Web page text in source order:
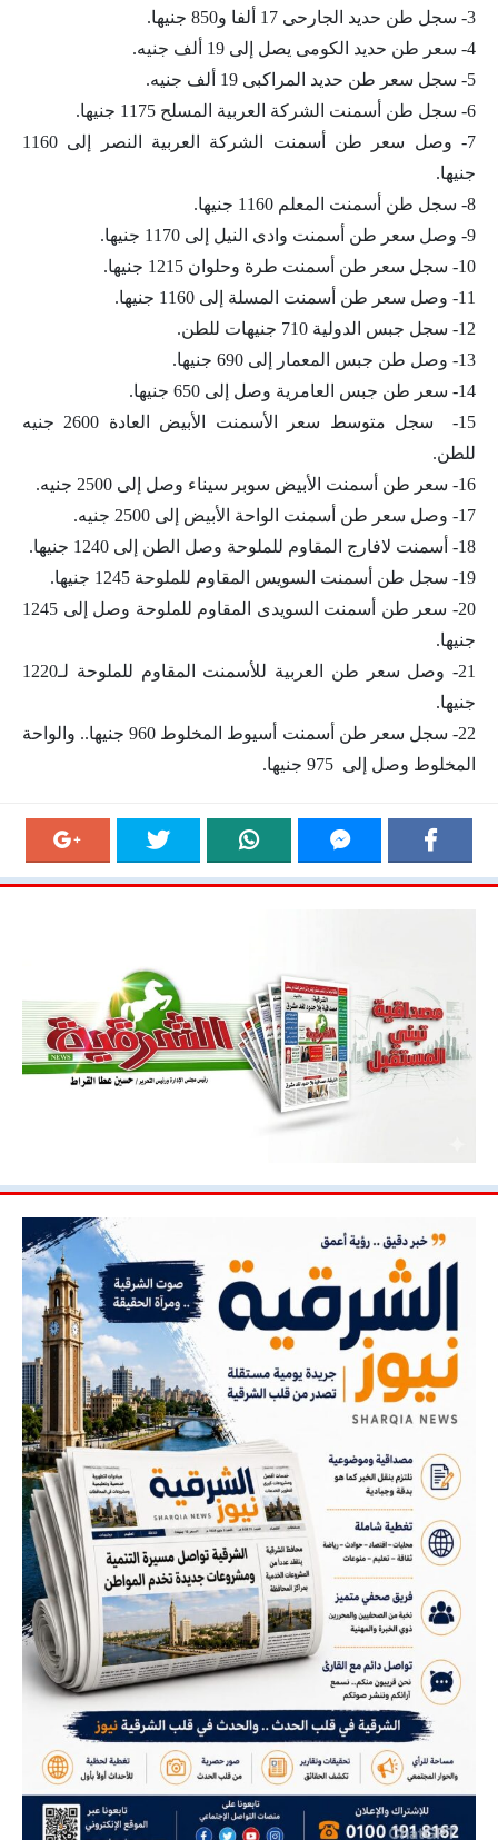
3- سجل طن حديد الجارحى 17 ألفا و850 جنيها.
4- سعر طن حديد الكومى يصل إلى 19 ألف جنيه.
5- سجل سعر طن حديد المراكبى 19 ألف جنيه.
6- سجل طن أسمنت الشركة العربية المسلح 1175 جنيها.
7- وصل سعر طن أسمنت الشركة العربية النصر إلى 1160
جنيها.
8- سجل طن أسمنت المعلم 1160 جنيها.
9- وصل سعر طن أسمنت وادى النيل إلى 1170 جنيها.
10- سجل سعر طن أسمنت طرة وحلوان 1215 جنيها.
11- وصل سعر طن أسمنت المسلة إلى 1160 جنيها.
12- سجل جبس الدولية 710 جنيهات للطن.
13- وصل طن جبس المعمار إلى 690 جنيها.
14- سعر طن جبس العامرية وصل إلى 650 جنيها.
15- سجل متوسط سعر الأسمنت الأبيض العادة 2600 جنيه
للطن.
16- سعر طن أسمنت الأبيض سوبر سيناء وصل إلى 2500 جنيه.
17- وصل سعر طن أسمنت الواحة الأبيض إلى 2500 جنيه.
18- أسمنت لافارج المقاوم للملوحة وصل الطن إلى 1240 جنيها.
19- سجل طن أسمنت السويس المقاوم للملوحة 1245 جنيها.
20- سعر طن أسمنت السويدى المقاوم للملوحة وصل إلى 1245
جنيها.
21- وصل سعر طن العربية للأسمنت المقاوم للملوحة لـ1220
جنيها.
22- سجل سعر طن أسمنت أسيوط المخلوط 960 جنيها.. والواحة
المخلوط وصل إلى 975 جنيها.